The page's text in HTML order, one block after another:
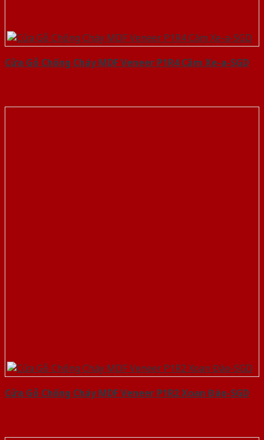
Cửa Gỗ Chống Cháy MDF Veneer P1R4 Căm Xe-a-SGD
Cửa Gỗ Chống Cháy MDF Veneer P1R2 Xoan Đào-SGD